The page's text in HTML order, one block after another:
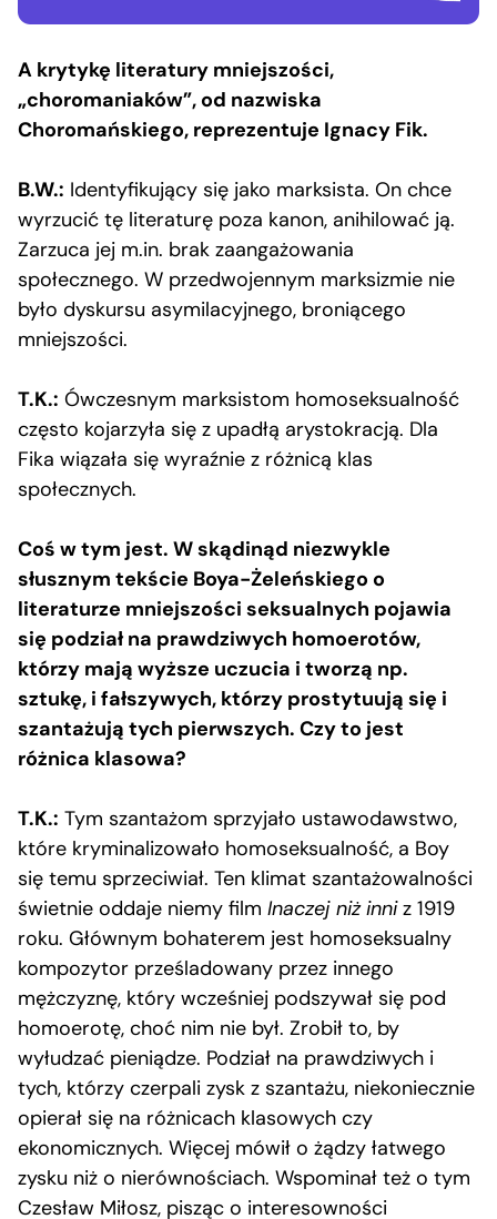
A krytykę literatury mniejszości,
„choromaniaków”, od nazwiska
Choromańskiego, reprezentuje Ignacy Fik.
B.W.: Identyfikujący się jako marksista. On chce
wyrzucić tę literaturę poza kanon, anihilować ją.
Zarzuca jej m.in. brak zaangażowania
społecznego. W przedwojennym marksizmie nie
było dyskursu asymilacyjnego, broniącego
mniejszości.
T.K.: Ówczesnym marksistom homoseksualność
często kojarzyła się z upadłą arystokracją. Dla
Fika wiązała się wyraźnie z różnicą klas
społecznych.
Coś w tym jest. W skądinąd niezwykle
słusznym tekście Boya-Żeleńskiego o
literaturze mniejszości seksualnych pojawia
się podział na prawdziwych homoerotów,
którzy mają wyższe uczucia i tworzą np.
sztukę, i fałszywych, którzy prostytuują się i
szantażują tych pierwszych. Czy to jest
różnica klasowa?
T.K.: Tym szantażom sprzyjało ustawodawstwo,
które kryminalizowało homoseksualność, a Boy
się temu sprzeciwiał. Ten klimat szantażowalności
świetnie oddaje niemy film Inaczej niż inniz 1919
roku. Głównym bohaterem jest homoseksualny
kompozytor prześladowany przez innego
mężczyznę, który wcześniej podszywał się pod
homoerotę, choć nim nie był. Zrobił to, by
wyłudzać pieniądze. Podział na prawdziwych i
tych, którzy czerpali zysk z szantażu, niekoniecznie
opierał się na różnicach klasowych czy
ekonomicznych. Więcej mówił o żądzy łatwego
zysku niż o nierównościach. Wspominał też o tym
Czesław Miłosz, pisząc o interesowności